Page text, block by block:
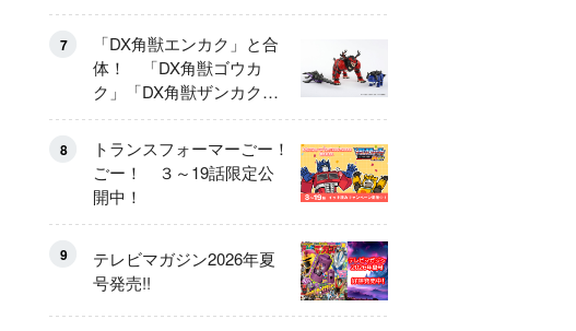
7
「DX角獣エンカク」と合
体！ 「DX角獣ゴウカ
ク」「DX角獣ザンカク」
をレビュー！
8
トランスフォーマーごー！
ごー！ ３～19話限定公
開中！
9
テレビマガジン2026年夏
号発売!!